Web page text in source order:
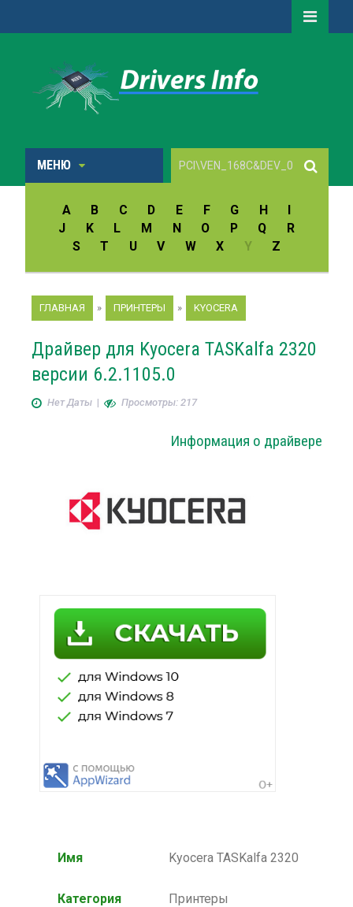
МЕНЮ
A B C D E F G H
I
J
K L M N O P Q
R
S
T U V W X Y Z
ГЛАВНАЯ » ПРИНТЕРЫ » KYOCERA
Драйвер для Kyocera TASKalfa 2320
версии 6.2.1105.0
Нет Даты| Просмотры: 217
Информация о драйвере
Имя Kyocera TASKalfa 2320
Категория Принтеры